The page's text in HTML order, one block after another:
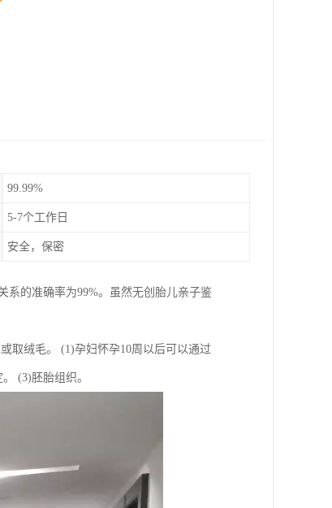
99.99%
5-7个工作日
安全，保密
系的准确率为99%。虽然无创胎儿亲子鉴
取绒毛。 (1)孕妇怀孕10周以后可以通过
(3)胚胎组织。